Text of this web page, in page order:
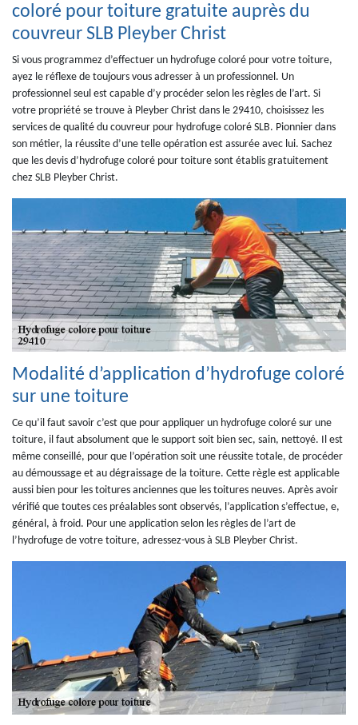
coloré pour toiture gratuite auprès du
couvreur SLB Pleyber Christ
Si vous programmez d’effectuer un hydrofuge coloré pour votre toiture,
ayez le réflexe de toujours vous adresser à un professionnel. Un
professionnel seul est capable d’y procéder selon les règles de l’art. Si
votre propriété se trouve à Pleyber Christ dans le 29410, choisissez les
services de qualité du couvreur pour hydrofuge coloré SLB. Pionnier dans
son métier, la réussite d’une telle opération est assurée avec lui. Sachez
que les devis d’hydrofuge coloré pour toiture sont établis gratuitement
chez SLB Pleyber Christ.
Modalité d’application d’hydrofuge coloré
sur une toiture
Ce qu’il faut savoir c’est que pour appliquer un hydrofuge coloré sur une
toiture, il faut absolument que le support soit bien sec, sain, nettoyé. Il est
même conseillé, pour que l’opération soit une réussite totale, de procéder
au démoussage et au dégraissage de la toiture. Cette règle est applicable
aussi bien pour les toitures anciennes que les toitures neuves. Après avoir
vérifié que toutes ces préalables sont observés, l’application s’effectue, e,
général, à froid. Pour une application selon les règles de l’art de
l’hydrofuge de votre toiture, adressez-vous à SLB Pleyber Christ.